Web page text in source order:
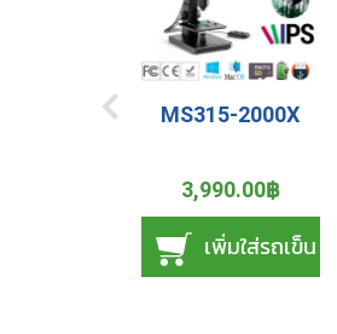
MS315-2000X
3,990.00฿
เพิ่มใส่รถเข็น